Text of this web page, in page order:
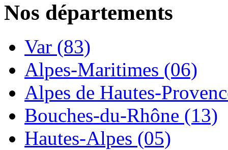
Nos départements
Var (83)
Alpes-Maritimes (06)
Alpes de Hautes-
Bouches-du-Rhône (13)
Hautes-Alpes (05)